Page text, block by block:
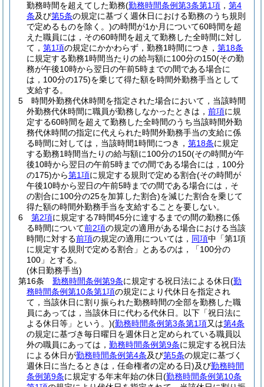
勤務時間を超えてした勤務(勤務時間条例第3条第1項 ， 第4
条及び第5条の規定に基づく週休日における勤務のうち規則
で定めるものを除く。)の時間が1か月について60時間を超
えた職員には，その60時間を超えて勤務した全時間に対し
て， 第1項の規定にかかわらず，勤務1時間につき， 第18条
に規定する勤務1時間当たりの給与額に100分の150(その勤
務が午後10時から翌日の午前5時までの間である場合に
は，100分の175)を乗じて得た額を時間外勤務手当として
支給する。
5
時間外勤務代休時間を指定された場合において，当該時間
外勤務代休時間に職員が勤務しなかったときは， 前項に規
定する60時間を超えて勤務した全時間のうち当該時間外勤
務代休時間の指定に代えられた時間外勤務手当の支給に係
る時間に対しては，当該時間1時間につき， 第18条に規定
する勤務1時間当たりの給与額に100分の150(その時間が午
後10時から翌日の午前5時までの間である場合には，100分
の175)から第1項に規定する規則で定める割合(その時間が
午後10時から翌日の午前5時までの間である場合には，そ
の割合に100分の25を加算した割合)を減じた割合を乗じて
得た額の時間外勤務手当を支給することを要しない。
6
第2項に規定する7時間45分に達するまでの間の勤務に係
る時間について前2項の規定の適用がある場合における当該
時間に対する前項の規定の適用については， 同項中「第1項
に規定する規則で定める割合」とあるのは，「100分の
100」とする。
(休日勤務手当)
第16条
勤務時間条例第9条に規定する祝日法による休日(勤
務時間条例第10条第1項の規定により代休日を指定され
て，当該休日に割り振られた勤務時間の全部を勤務した職
員にあっては，当該休日に代わる代休日。以下「祝日法に
よる休日等」という。)(勤務時間条例第3条第1項又は第4条
の規定に基づき毎日曜日を週休日と定められている職員以
外の職員にあっては， 勤務時間条例第9条に規定する祝日法
による休日が勤務時間条例第4条及び第5条の規定に基づく
週休日に当たるときは，任命権者の定める日)及び勤務時間
条例第9条に規定する年末年始の休日(勤務時間条例第10条